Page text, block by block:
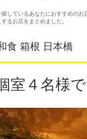
しているあなたにおすすめの
るお店をまとめました。
食 箱根 日本橋
室４名様で